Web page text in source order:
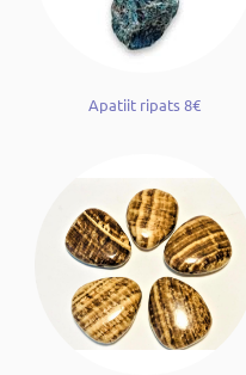
Apatiit ripats 8€